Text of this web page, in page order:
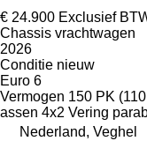
€ 24.900 Exclusief
Chassis vrachtwagen
2026
Conditie nieuw
Euro 6
Vermogen 150 PK
assen 4x2 Vering
Nederland, Veghel